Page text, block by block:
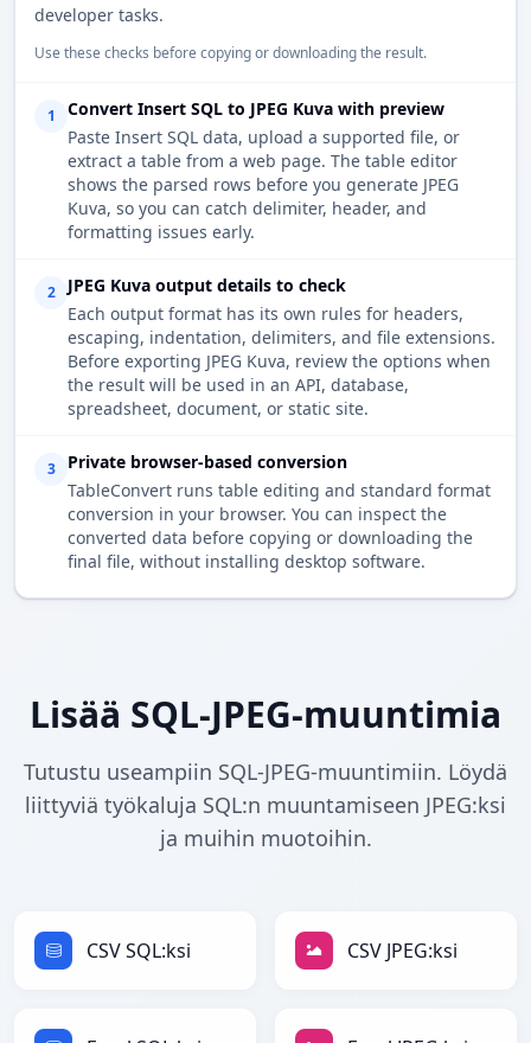
developer tasks.
Use these checks before copying or downloading the result.
1
Convert Insert SQL to JPEG Kuva with preview
Paste Insert SQL data, upload a supported file, or
extract a table from a web page. The table editor
shows the parsed rows before you generate JPEG
Kuva, so you can catch delimiter, header, and
formatting issues early.
2
JPEG Kuva output details to check
Each output format has its own rules for headers,
escaping, indentation, delimiters, and file extensions.
Before exporting JPEG Kuva, review the options when
the result will be used in an API, database,
spreadsheet, document, or static site.
3
Private browser-based conversion
TableConvert runs table editing and standard format
conversion in your browser. You can inspect the
converted data before copying or downloading the
final file, without installing desktop software.
Lisää SQL-JPEG-muuntimia
Tutustu useampiin SQL-JPEG-muuntimiin. Löydä
liittyviä työkaluja SQL:n muuntamiseen JPEG:ksi
ja muihin muotoihin.
CSV SQL:ksi CSV JPEG:ksi